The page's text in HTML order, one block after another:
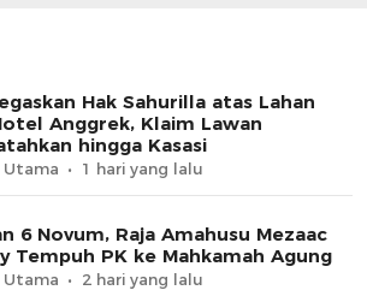
Hak Sahurilla atas Lahan
Anggrek, Klaim Lawan
hingga Kasasi
Utama 1 hari yang lalu
6 Novum, Raja Amahusu Mezaac
Tempuh PK ke Mahkamah Agung
Utama 2 hari yang lalu